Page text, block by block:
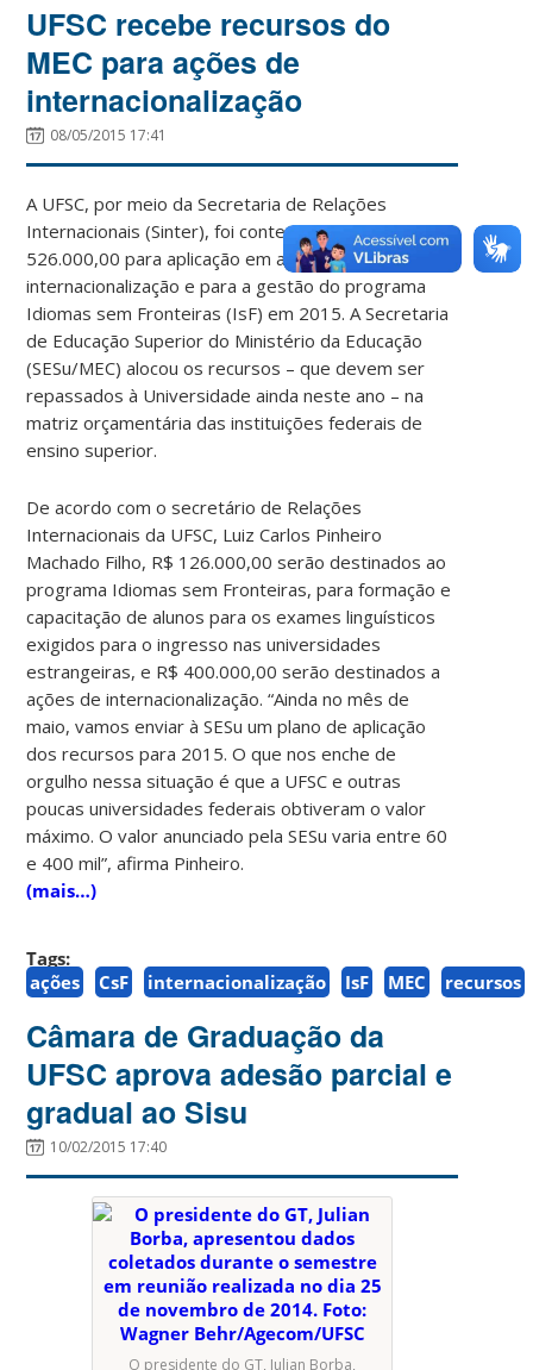
UFSC recebe recursos do
MEC para ações de
internacionalização
08/05/2015 17:41
A UFSC, por meio da Secretaria de Relações
Internacionais (Sinter), foi contemplada com R$
526.000,00 para aplicação em ações de
internacionalização e para a gestão do programa
Idiomas sem Fronteiras (IsF) em 2015. A Secretaria
de Educação Superior do Ministério da Educação
(SESu/MEC) alocou os recursos – que devem ser
repassados à Universidade ainda neste ano – na
matriz orçamentária das instituições federais de
ensino superior.
De acordo com o secretário de Relações
Internacionais da UFSC, Luiz Carlos Pinheiro
Machado Filho, R$ 126.000,00 serão destinados ao
programa Idiomas sem Fronteiras, para formação e
capacitação de alunos para os exames linguísticos
exigidos para o ingresso nas universidades
estrangeiras, e R$ 400.000,00 serão destinados a
ações de internacionalização. “Ainda no mês de
maio, vamos enviar à SESu um plano de aplicação
dos recursos para 2015. O que nos enche de
orgulho nessa situação é que a UFSC e outras
poucas universidades federais obtiveram o valor
máximo. O valor anunciado pela SESu varia entre 60
e 400 mil”, afirma Pinheiro.
(mais…)
Tags:
ações
CsF internacionalização IsF MEC recursos
Câmara de Graduação da
UFSC aprova adesão parcial e
gradual ao Sisu
10/02/2015 17:40
O presidente do GT, Julian Borba,